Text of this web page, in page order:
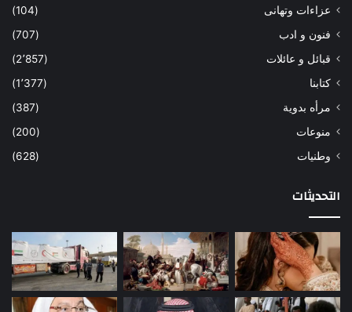
عزاءات وتهانى
(104)
فنون و ادب
(707)
قبائل و عائلات
(2٬857)
كتابنا
(1٬377)
مرأه بدوية
(387)
منوعات
(200)
وطنيات
(628)
التحديثات